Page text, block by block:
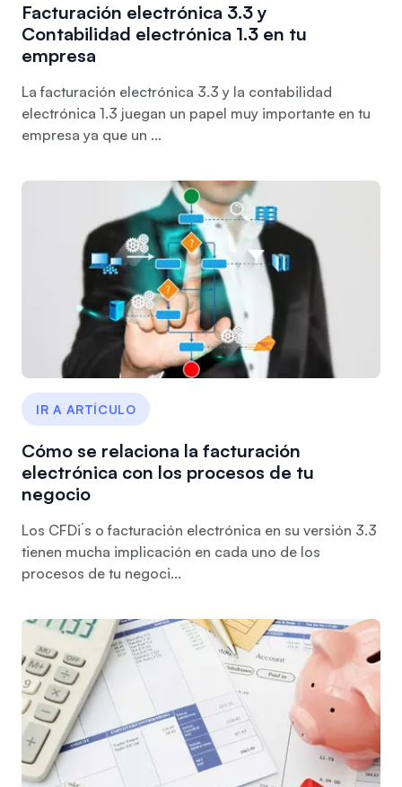
Facturación electrónica 3.3 y
Contabilidad electrónica 1.3 en tu
empresa
La facturación electrónica 3.3 y la contabilidad
electrónica 1.3 juegan un papel muy importante en tu
empresa ya que un ...
IR A ARTÍCULO
Cómo se relaciona la facturación
electrónica con los procesos de tu
negocio
Los CFDi´s o facturación electrónica en su versión 3.3
tienen mucha implicación en cada uno de los
procesos de tu negoci...